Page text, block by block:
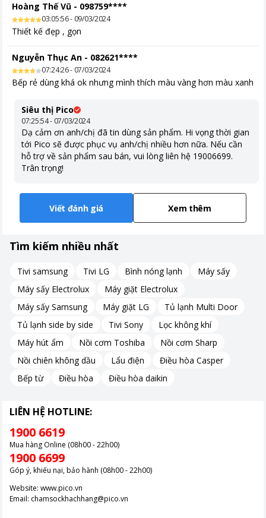
Hoàng Thế Vũ - 098759****
03:05:56 - 09/03/2024
Thiết kế đẹp , gọn
Nguyễn Thục An - 082621****
07:24:26 - 07/03/2024
Bếp rẻ dùng khá ok nhưng mình thích màu vàng hơn màu xanh
Siêu thị Pico
07:25:54 - 07/03/2024
Dạ cảm ơn anh/chị đã tin dùng sản phẩm. Hi vọng thời gian
tới Pico sẽ được phục vụ anh/chị nhiều hơn nữa. Nếu cần
hỗ trợ về sản phẩm sau bán, vui lòng liên hệ 19006699.
Trân trọng!
Viết đánh giá Xem thêm
Tìm kiếm nhiều nhất
Tivi samsung Tivi LG Bình nóng lạnh
Máy sấy
Máy sấy Electrolux
Máy giặt Electrolux
Máy sấy Samsung
Máy giặt LG
Tủ lạnh Multi Door
Tủ lạnh side by side
Tivi Sony
Lọc không khí
Máy hút ẩm
Nồi cơm Toshiba
Nồi cơm Sharp
Nồi chiên không dầu
Lẩu điện
Điều hòa Casper
Bếp từ
Điều hòa Điều hòa daikin
LIÊN HỆ HOTLINE:
1900 6619
Mua hàng Online (08h00 - 22h00)
1900 6699
Góp ý, khiếu nại, bảo hành (08h00 - 22h00)
Website: www.pico.vn
Email: chamsockhachhang@pico.vn